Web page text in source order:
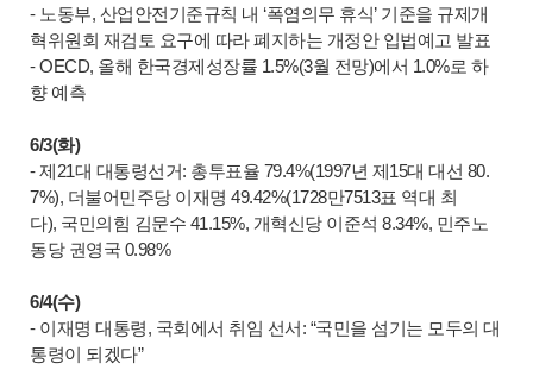
- 노동부, 산업안전기준규칙 내 ‘폭염의무 휴식’ 기준을 규제개
혁위원회 재검토 요구에 따라 폐지하는 개정안 입법예고 발표
- OECD, 올해 한국경제성장률 1.5%(3월 전망)에서 1.0%로 하
향 예측
6/3(화)
- 제21대 대통령선거: 총투표율 79.4%(1997년 제15대 대선 80.
7%), 더불어민주당 이재명 49.42%(1728만7513표 역대 최
다), 국민의힘 김문수 41.15%, 개혁신당 이준석 8.34%, 민주노
동당 권영국 0.98%
6/4(수)
- 이재명 대통령, 국회에서 취임 선서: “국민을 섬기는 모두의 대
통령이 되겠다”